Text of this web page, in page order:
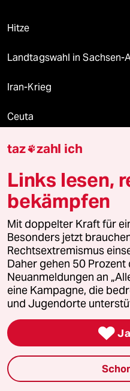
Hitze
Landtagswahl in Sachsen-
Iran-Krieg
Ceuta
Verlag
Aktuelles
Hausblog
Die Seitenwende
Stellen
Presse
Unterstützen
taz zahl ich
Links lesen,
bekämpfen
Mit doppelter Kraft für
Besonders jetzt
Rechtsextremismus
Daher gehen 50 Prozent
Neuanmeldungen an
eine Kampagne, die
und Jugendorte
